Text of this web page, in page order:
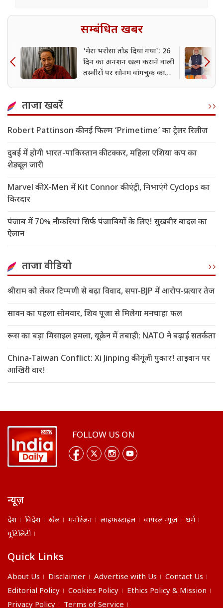
सम्बंधित खबर
'मेरा भरोसा तोड़ दिया गया': 26
दिन का अनशन खत्म कराने वाली
तस्वीरों पर सोनम वांगचुक का
ताजा खबरें
Robert Pattinson की नई फिल्म ‘Primetime’ का ट्रेलर रिलीज
दुबई में होगी भारत-पाकिस्तान की टक्कर, महिला एशिया कप का
शेड्यूल जारी
Marvel की X-Men में Kit Connor की एंट्री, निभाएंगे Cyclops का
किरदार
पंजाब में 70% नौकरियां सिर्फ पंजाबियों के लिए! सुखबीर बादल का
ऐलान
ताजा वीडियो
श्रीराम को लेकर टिप्पणी से बढ़ा विवाद, सपा-BJP में आरोप-प्रत्यार तेज
सावन का पहला सोमवार, शिव पूजा से मिलेगा मनचाहा फल
रूस का बड़ा मिसाइल हमला, यूक्रेन में तबाही; NATO ने बढ़ाई सतर्कता
China-Taiwan Conflict: Xi Jinping की गूंजी पुकार! ताइवान पर
आखिरी वार!
FOLLOW US ON
न्यूज़
देश विदेश खेल मनोरंजन लाइफस्टाइल वायरल न्यूज़
धर्म
यूटिलिटी
Quick Links
About Us Disclaimer Advertise with Us
Contact Us
Editorial Policy
Cookies Policy
Ethics Policy & Mission
Privacy Policy
Terms of Service